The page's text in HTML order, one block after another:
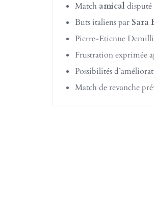
Match amical
Buts italiens par Sara
Pierre-Etienne
Frustration exprimée
Possibilités
Match de revanche